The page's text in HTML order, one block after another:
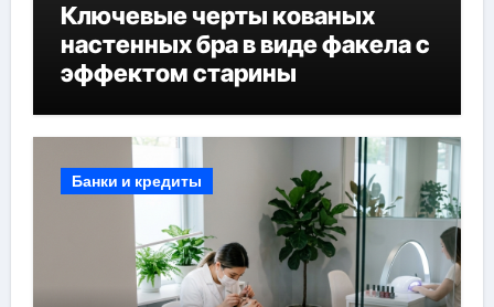
Ключевые черты кованых
настенных бра в виде факела с
эффектом старины
Банки и кредиты